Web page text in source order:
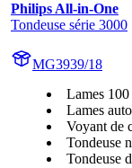
Philips All-in-One
Tondeuse série 3000
MG3939/18
Lames
Lames
Voyant de
Tondeuse
Tondeuse